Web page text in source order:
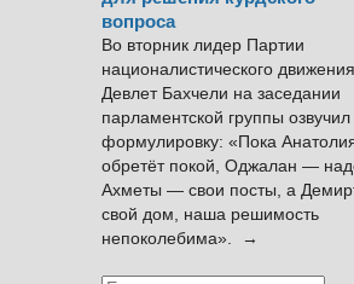
вопроса
Во вторник лидер Партии
националистического
Девлет Бахчели на заседании
парламентской группы
формулировку: «Пока
обретёт покой, Оджалан —
Ахметы — свои посты, а
свой дом, наша решимость
непоколебима». →